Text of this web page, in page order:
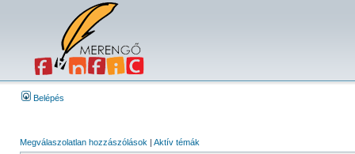
Belépés
Megválaszolatlan hozzászólások | Aktív témák